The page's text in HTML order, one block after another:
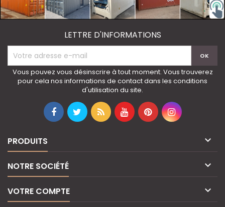
LETTRE D'INFORMATIONS
Vous pouvez vous désinscrire à tout moment. Vous trouverez
pour cela nos informations de contact dans les conditions
d'utilisation du site.
PRODUITS 
NOTRE SOCIÉTÉ 
VOTRE COMPTE 